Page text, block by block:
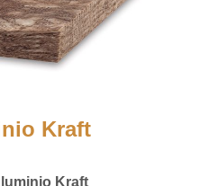
Kraft
Kraft